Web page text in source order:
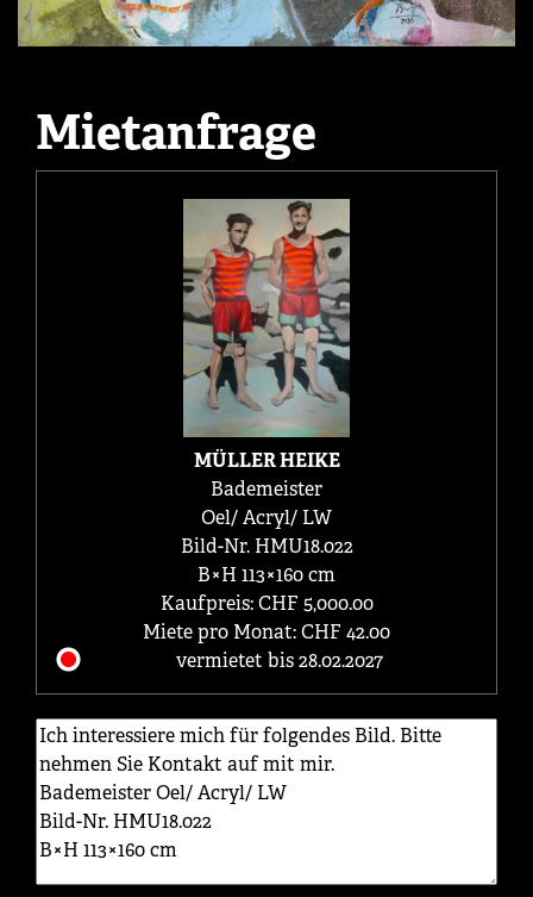
Mietanfrage
MÜLLER HEIKE
Bademeister
Oel/ Acryl/ LW
Bild-Nr. HMU18.022
B×H 113×160 cm
Kaufpreis: CHF 5,000.00
Miete pro Monat: CHF 42.00
vermietet bis 28.02.2027